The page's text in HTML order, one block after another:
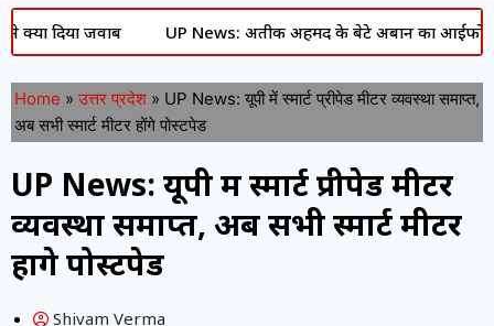
जवाब UP News: अतीक अहमद के बेटे अबान का आईफोन बरामद,
Home » उत्तर प्रदेश » UP News: यूपी में स्मार्ट प्रीपेड मीटर व्यवस्था समाप्त,
अब सभी स्मार्ट मीटर होंगे पोस्टपेड
UP News: यूपी में स्मार्ट प्रीपेड मीटर
व्यवस्था समाप्त, अब सभी स्मार्ट मीटर
होंगे पोस्टपेड
Shivam Verma